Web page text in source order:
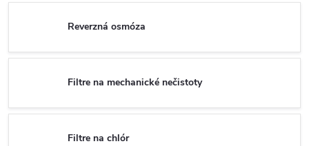
Reverzná osmóza
Filtre na mechanické nečistoty
Filtre na chlór